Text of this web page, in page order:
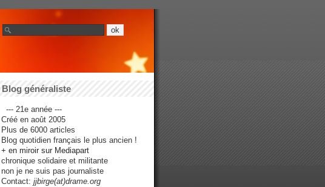
Blog généraliste
--- 21e année ---
Créé en août 2005
Plus de 6000 articles
Blog quotidien français le plus ancien !
+ en miroir sur Mediapart
chronique solidaire et militante
non je ne suis pas journaliste
Contact: jjbirge(at)drame.org